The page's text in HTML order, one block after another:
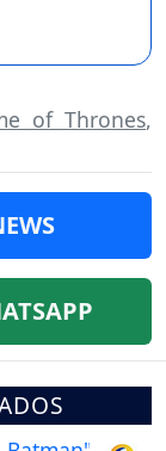
of Thrones,